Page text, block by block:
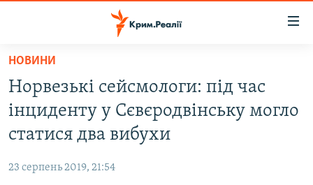
Перейти
основного
матеріалу
до
основної
навігації
ВОДА.КРИМ
ВІДЕО ТА ФОТО
БЛОГИ
НОВИНИ
Норвезькі сейсмологи: під час
інциденту у Сєвєродвінську могло
статися два вибухи
23 серпень 2019, 21:54